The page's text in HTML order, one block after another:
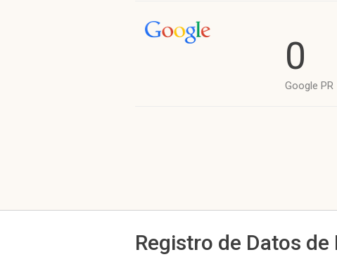
0
Google PR
Registro de Datos de